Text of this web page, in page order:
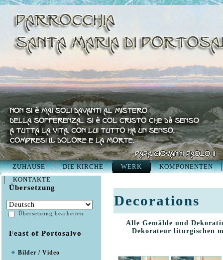
ZUHAUSE DIE KIRCHE WERK
KOMPONENTEN
KONTAKTE
Übersetzung
Übersetzung bearbeiten
Feast of Portosalvo
Bilder / Video
Decorations
Alle Gemälde und
Dekorateur liturgischen